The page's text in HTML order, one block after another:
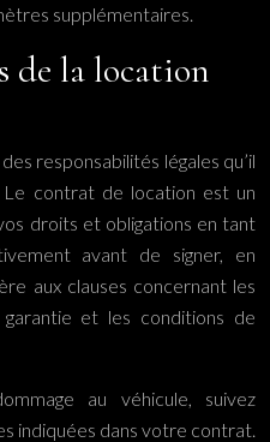
supplémentaires.
de la location
responsabilités légales qu’il
contrat de location est un
droits et obligations en tant
avant de signer, en
aux clauses concernant les
garantie et les conditions de
au véhicule, suivez
indiquées dans votre contrat.